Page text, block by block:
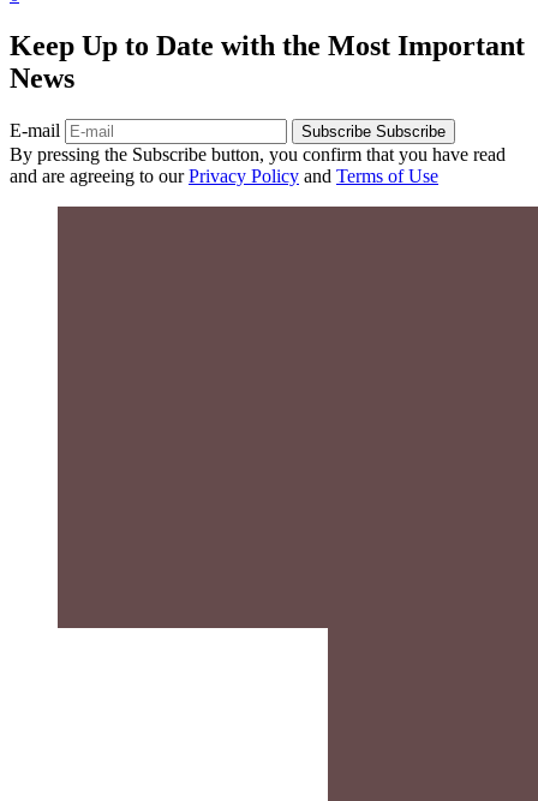
Keep Up to Date with the Most Important
News
E-mail Subscribe Subscribe
By pressing the Subscribe button, you confirm that you have read
and are agreeing to ourPrivacy Policy and Terms of Use